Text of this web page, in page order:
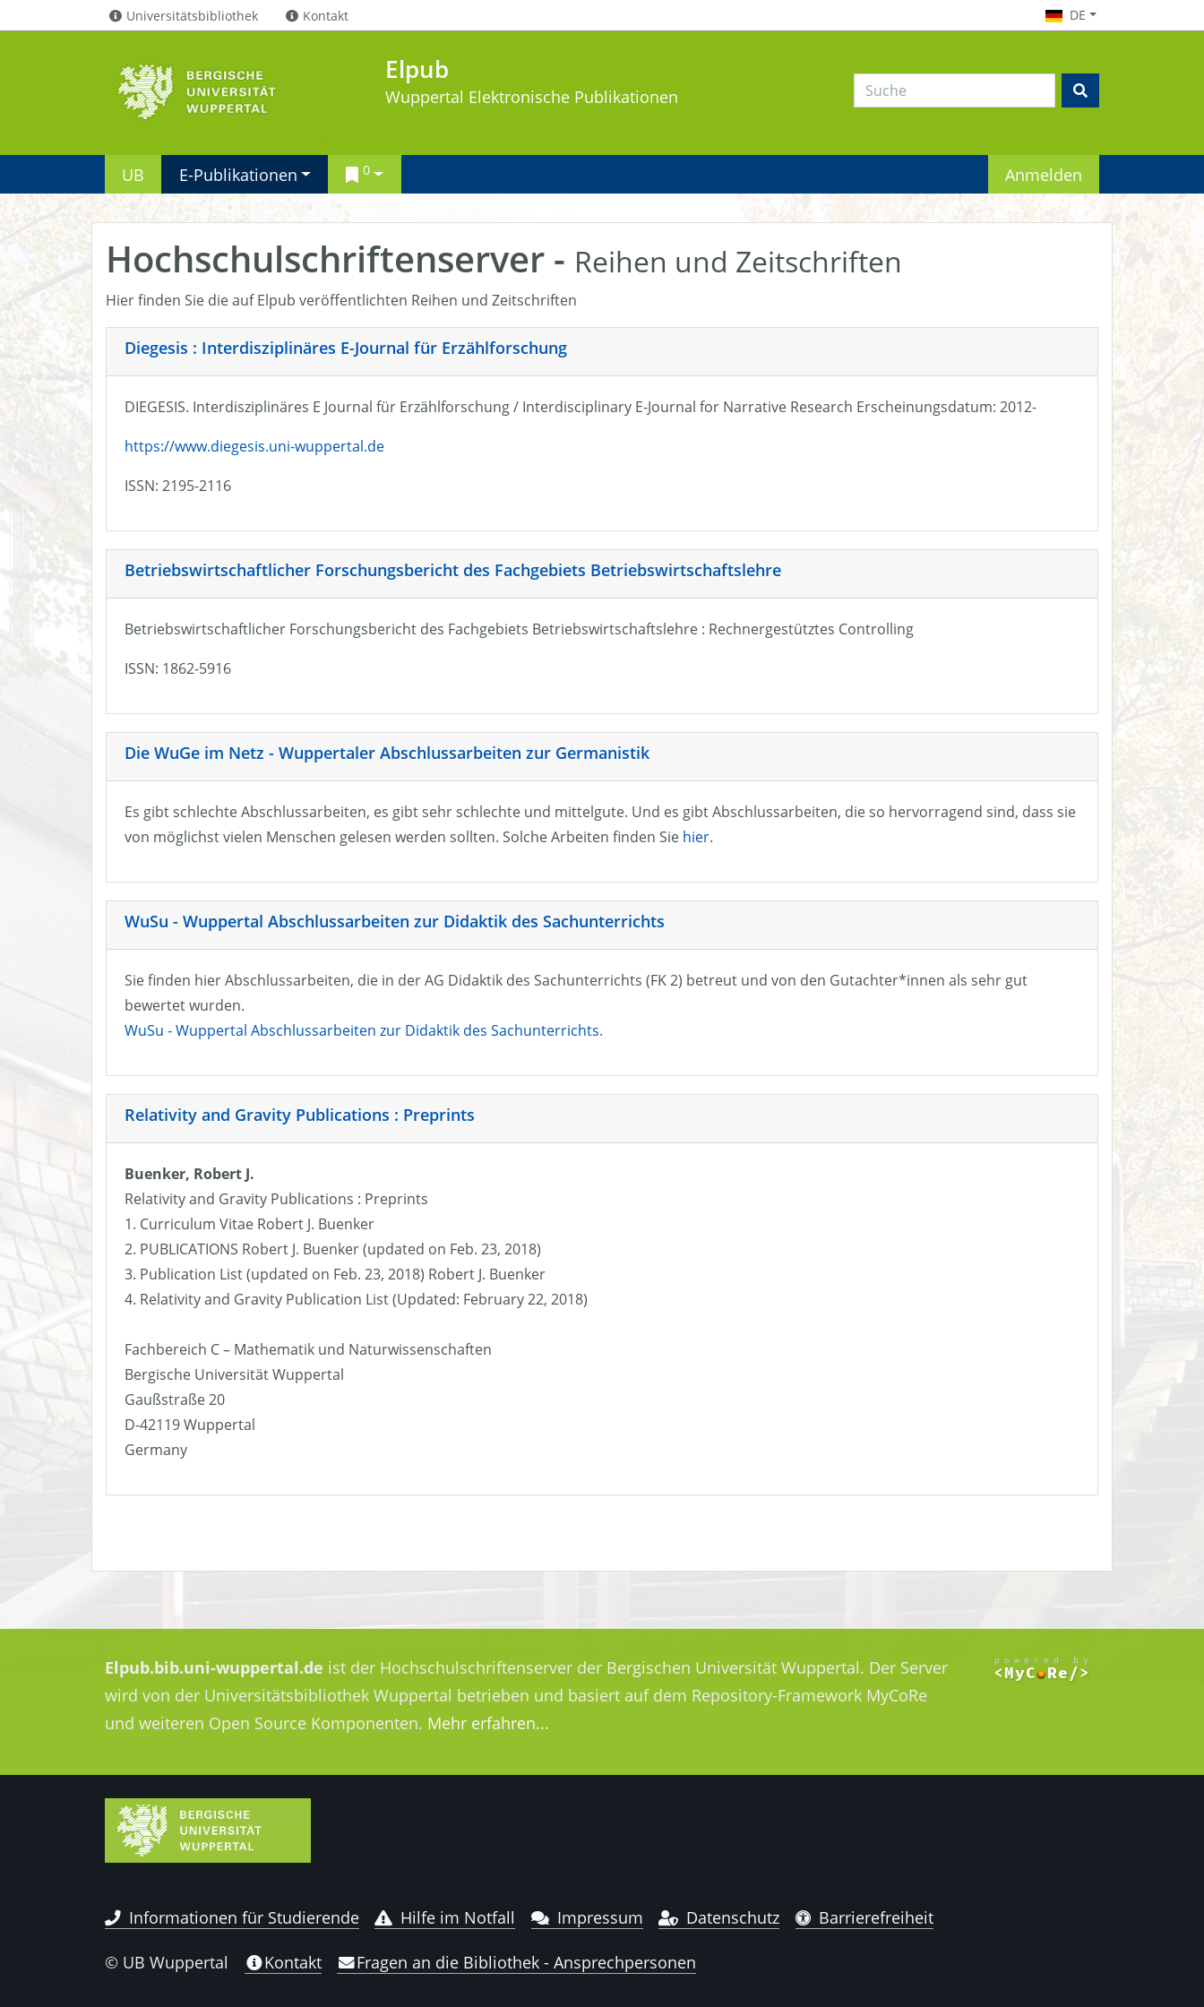
Universitätsbibliothek Kontakt DE
Elpub
Wuppertal Elektronische Publikationen
UB E-Publikationen 0 Anmelden
Hochschulschriftenserver - Reihen und Zeitschriften
Hier finden Sie die auf Elpub veröffentlichten Reihen und Zeitschriften
Diegesis : Interdisziplinäres E-Journal für Erzählforschung
DIEGESIS. Interdisziplinäres E Journal für Erzählforschung / Interdisciplinary E-Journal for Narrative Research Erscheinungsdatum: 2012-
https://www.diegesis.uni-wuppertal.de
ISSN: 2195-2116
Betriebswirtschaftlicher Forschungsbericht des Fachgebiets Betriebswirtschaftslehre
Betriebswirtschaftlicher Forschungsbericht des Fachgebiets Betriebswirtschaftslehre : Rechnergestütztes Controlling
ISSN: 1862-5916
Die WuGe im Netz - Wuppertaler Abschlussarbeiten zur Germanistik
Es gibt schlechte Abschlussarbeiten, es gibt sehr schlechte und mittelgute. Und es gibt Abschlussarbeiten, die so hervorragend sind, dass sie
von möglichst vielen Menschen gelesen werden sollten. Solche Arbeiten finden Sie hier.
WuSu - Wuppertal Abschlussarbeiten zur Didaktik des Sachunterrichts
Sie finden hier Abschlussarbeiten, die in der AG Didaktik des Sachunterrichts (FK 2) betreut und von den Gutachter*innen als sehr gut
bewertet wurden.
WuSu - Wuppertal Abschlussarbeiten zur Didaktik des Sachunterrichts.
Relativity and Gravity Publications : Preprints
Buenker, Robert J.
Relativity and Gravity Publications : Preprints
1. Curriculum Vitae Robert J. Buenker
2. PUBLICATIONS Robert J. Buenker (updated on Feb. 23, 2018)
3. Publication List (updated on Feb. 23, 2018) Robert J. Buenker
4. Relativity and Gravity Publication List (Updated: February 22, 2018)
Fachbereich C – Mathematik und Naturwissenschaften
Bergische Universität Wuppertal
Gaußstraße 20
D-42119 Wuppertal
Germany
Elpub.bib.uni-wuppertal.de ist der Hochschulschriftenserver der Bergischen Universität Wuppertal. Der Server
wird von der Universitätsbibliothek Wuppertal betrieben und basiert auf dem Repository-Framework MyCoRe
und weiteren Open Source Komponenten. Mehr erfahren...
Informationen für Studierende Hilfe im Notfall Impressum Datenschutz Barrierefreiheit
© UB Wuppertal Kontakt Fragen an die Bibliothek - Ansprechpersonen